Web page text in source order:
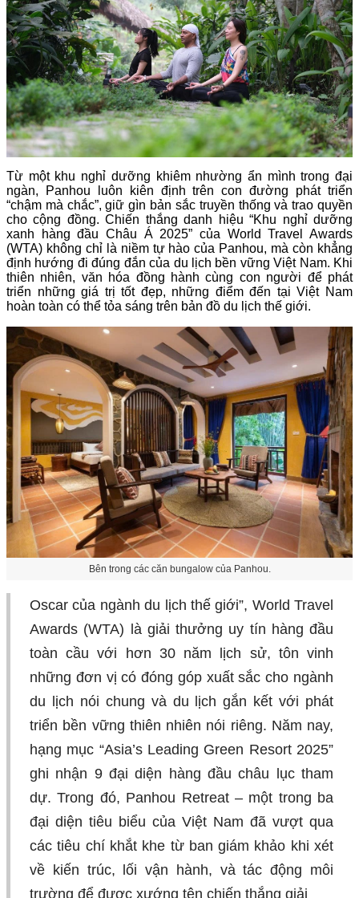
Từ một khu nghỉ dưỡng khiêm nhường ẩn mình trong đại
ngàn, Panhou luôn kiên định trên con đường phát triển
“chậm mà chắc”, giữ gìn bản sắc truyền thống và trao quyền
cho cộng đồng. Chiến thắng danh hiệu “Khu nghỉ dưỡng
xanh hàng đầu Châu Á 2025” của World Travel Awards
(WTA) không chỉ là niềm tự hào của Panhou, mà còn khẳng
định hướng đi đúng đắn của du lịch bền vững Việt Nam. Khi
thiên nhiên, văn hóa đồng hành cùng con người để phát
triển những giá trị tốt đẹp, những điểm đến tại Việt Nam
hoàn toàn có thể tỏa sáng trên bản đồ du lịch thế giới.
Bên trong các căn bungalow của Panhou.
Oscar của ngành du lịch thế giới”, World Travel
Awards (WTA) là giải thưởng uy tín hàng đầu
toàn cầu với hơn 30 năm lịch sử, tôn vinh
những đơn vị có đóng góp xuất sắc cho ngành
du lịch nói chung và du lịch gắn kết với phát
triển bền vững thiên nhiên nói riêng. Năm nay,
hạng mục “Asia’s Leading Green Resort 2025”
ghi nhận 9 đại diện hàng đầu châu lục tham
dự. Trong đó, Panhou Retreat – một trong ba
đại diện tiêu biểu của Việt Nam đã vượt qua
các tiêu chí khắt khe từ ban giám khảo khi xét
về kiến trúc, lối vận hành, và tác động môi
trường để được xướng tên chiến thắng giải